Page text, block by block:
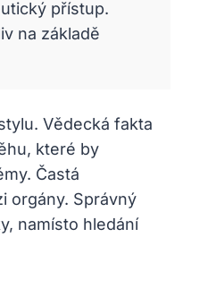
přístup.
na základě
Vědecká fakta
které by
Častá
orgány. Správný
namísto hledání